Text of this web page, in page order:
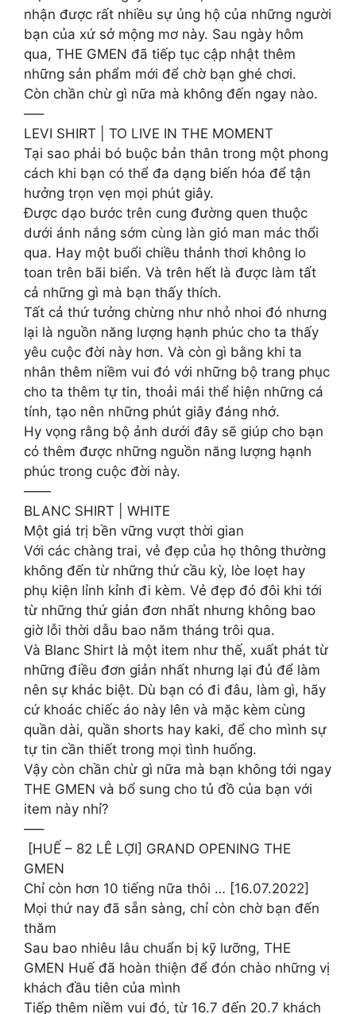
nhận được rất nhiều sự ủng hộ của những người
bạn của xứ sở mộng mơ này. Sau ngày hôm
qua, THE GMEN đã tiếp tục cập nhật thêm
những sản phẩm mới để chờ bạn ghé chơi.
Còn chần chừ gì nữa mà không đến ngay nào.
—–
LEVI SHIRT | TO LIVE IN THE MOMENT
Tại sao phải bó buộc bản thân trong một phong
cách khi bạn có thể đa dạng biến hóa để tận
hưởng trọn vẹn mọi phút giây.
Được dạo bước trên cung đường quen thuộc
dưới ánh nắng sớm cùng làn gió man mác thổi
qua. Hay một buổi chiều thảnh thơi không lo
toan trên bãi biển. Và trên hết là được làm tất
cả những gì mà bạn thấy thích.
Tất cả thứ tưởng chừng như nhỏ nhoi đó nhưng
lại là nguồn năng lượng hạnh phúc cho ta thấy
yêu cuộc đời này hơn. Và còn gì bằng khi ta
nhân thêm niềm vui đó với những bộ trang phục
cho ta thêm tự tin, thoải mái thể hiện những cá
tính, tạo nên những phút giây đáng nhớ.
Hy vọng rằng bộ ảnh dưới đây sẽ giúp cho bạn
có thêm được những nguồn năng lượng hạnh
phúc trong cuộc đời này.
——
BLANC SHIRT | WHITE
Một giá trị bền vững vượt thời gian
Với các chàng trai, vẻ đẹp của họ thông thường
không đến từ những thứ cầu kỳ, lòe loẹt hay
phụ kiện lỉnh kỉnh đi kèm. Vẻ đẹp đó đôi khi tới
từ những thứ giản đơn nhất nhưng không bao
giờ lỗi thời dẫu bao năm tháng trôi qua.
Và Blanc Shirt là một item như thế, xuất phát từ
những điều đơn giản nhất nhưng lại đủ để làm
nên sự khác biệt. Dù bạn có đi đâu, làm gì, hãy
cứ khoác chiếc áo này lên và mặc kèm cùng
quần dài, quần shorts hay kaki, để cho mình sự
tự tin cần thiết trong mọi tình huống.
Vậy còn chần chừ gì nữa mà bạn không tới ngay
THE GMEN và bổ sung cho tủ đồ của bạn với
item này nhỉ?
—–
️ [HUẾ – 82 LÊ LỢI] GRAND OPENING THE
GMEN
Chỉ còn hơn 10 tiếng nữa thôi … [16.07.2022]
Mọi thứ nay đã sẵn sàng, chỉ còn chờ bạn đến
thăm
Sau bao nhiêu lâu chuẩn bị kỹ lưỡng, THE
GMEN Huế đã hoàn thiện để đón chào những vị
khách đầu tiên của mình
Tiếp thêm niềm vui đó, từ 16.7 đến 20.7 khách